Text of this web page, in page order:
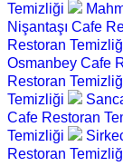
Temizliği
Nişantaşı Cafe
Restoran
Osmanbey Cafe
Restoran
Temizliği
Cafe Restoran
Temizliği
Restoran